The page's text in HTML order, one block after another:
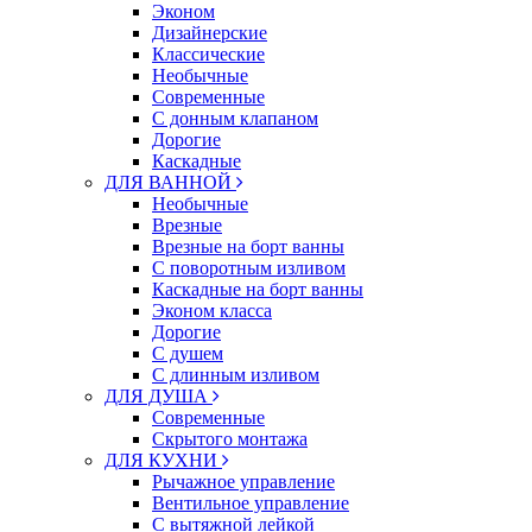
Эконом
Дизайнерские
Классические
Необычные
Современные
С донным клапаном
Дорогие
Каскадные
ДЛЯ ВАННОЙ
Необычные
Врезные
Врезные на борт ванны
С поворотным изливом
Каскадные на борт ванны
Эконом класса
Дорогие
С душем
C длинным изливом
ДЛЯ ДУША
Современные
Скрытого монтажа
ДЛЯ КУХНИ
Рычажное управление
Вентильное управление
С вытяжной лейкой